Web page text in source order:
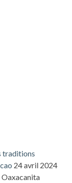
traditions
24 avril 2024
Oaxacanita